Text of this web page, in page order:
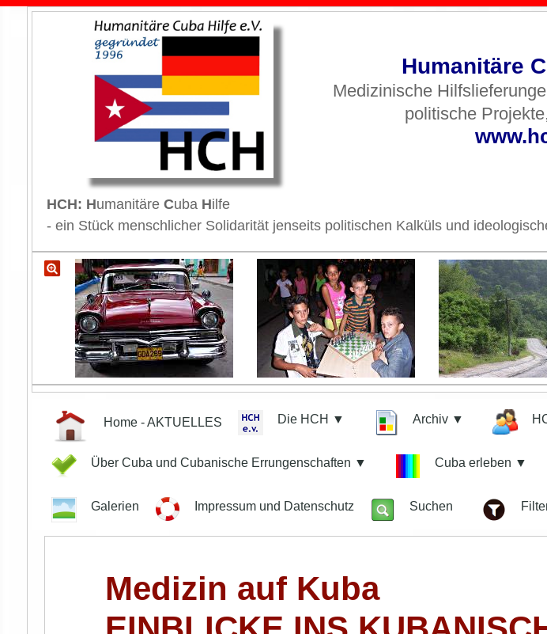
Humanitäre
Medizinische
politische
HCH: HumanitäreCuba Hilfe
- ein Stück menschlicher Solidarität jenseits politischen Kalküls und
Home - AKTUELLES Die HCH ▼ Archiv ▼
Über Cuba und Cubanische Errungenschaften ▼ Cuba erleben ▼
Galerien Impressum und Datenschutz Suchen
Medizin auf Kuba